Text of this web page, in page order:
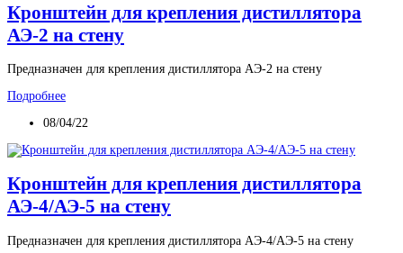
Кронштейн для крепления дистиллятора
АЭ-2 на стену
Предназначен для крепления дистиллятора АЭ-2 на стену
Подробнее
08/04/22
Кронштейн для крепления дистиллятора
АЭ-4/АЭ-5 на стену
Предназначен для крепления дистиллятора АЭ-4/АЭ-5 на стену